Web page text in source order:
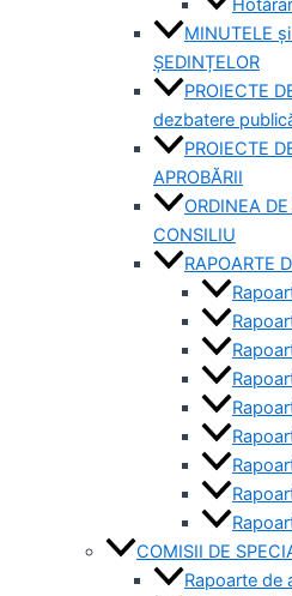
MINUTELE
ȘEDINȚELOR
PROIECTE
dezbatere
PROIECTE
APROBĂRII
ORDINEA
CONSILIU
RAPOARTE
COMISII DE
Rapoarte de